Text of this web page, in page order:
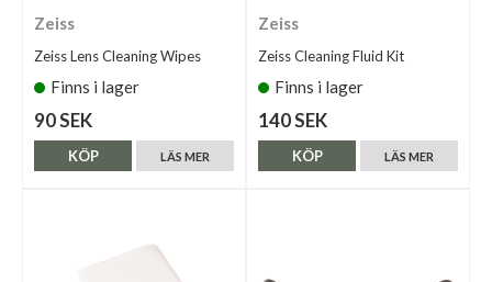
Zeiss
Zeiss Lens Cleaning Wipes
Finns i lager
90 SEK
LÄS MER
KÖP
Zeiss
Zeiss Cleaning Fluid Kit
Finns i lager
140 SEK
LÄS MER
KÖP